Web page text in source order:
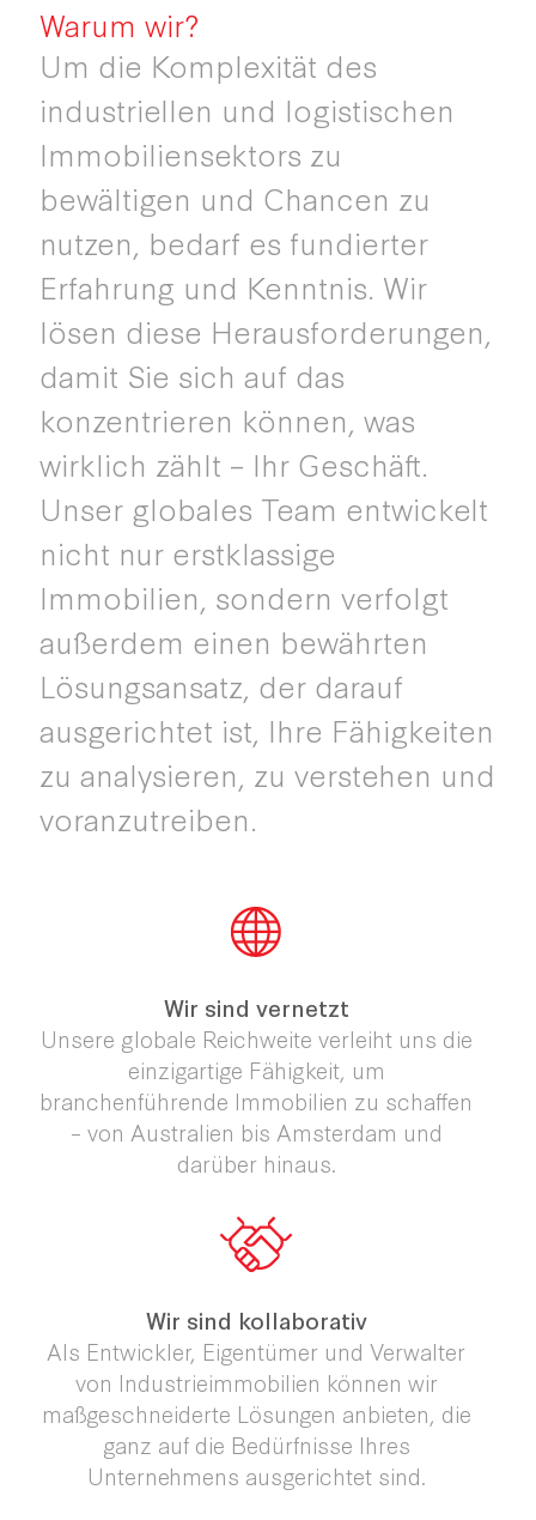
Warum wir?
Um die Komplexität des
industriellen und logistischen
Immobiliensektors zu
bewältigen und Chancen zu
nutzen, bedarf es fundierter
Erfahrung und Kenntnis. Wir
lösen diese Herausforderungen,
damit Sie sich auf das
konzentrieren können, was
wirklich zählt – Ihr Geschäft.
Unser globales Team entwickelt
nicht nur erstklassige
Immobilien, sondern verfolgt
außerdem einen bewährten
Lösungsansatz, der darauf
ausgerichtet ist, Ihre Fähigkeiten
zu analysieren, zu verstehen und
voranzutreiben.
Wir sind vernetzt
Unsere globale Reichweite verleiht uns die
einzigartige Fähigkeit, um
branchenführende Immobilien zu schaffen
– von Australien bis Amsterdam und
darüber hinaus.
Wir sind kollaborativ
Als Entwickler, Eigentümer und Verwalter
von Industrieimmobilien können wir
maßgeschneiderte Lösungen anbieten, die
ganz auf die Bedürfnisse Ihres
Unternehmens ausgerichtet sind.